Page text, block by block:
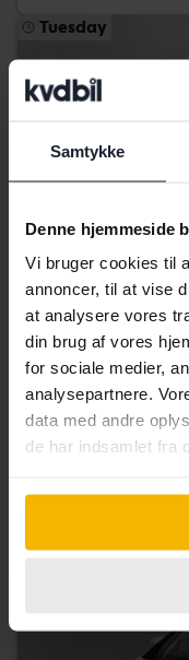
Samtykke
Denne hjemmeside
Vi bruger cookies til
annoncer, til at vise
at analysere vores
din brug af vores
for sociale medier,
analysepartnere.
data med andre
de har indsamlet fra
Tuesday
Certificeret
Renault
1.5 dCi 5dr
2023
69 810